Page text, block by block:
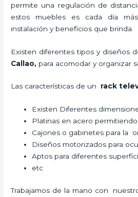
permite una regulación de
estos muebles es cada día
instalación y beneficios que brinda.
Existen diferentes tipos y diseños
Callao, para acomodar y organizar
Las características de un rack
Existen Diferentes
Platinas en acero
Cajones o gabinetes para la
Diseños motorizados para
Aptos para diferentes
etc
Trabajamos de la mano con